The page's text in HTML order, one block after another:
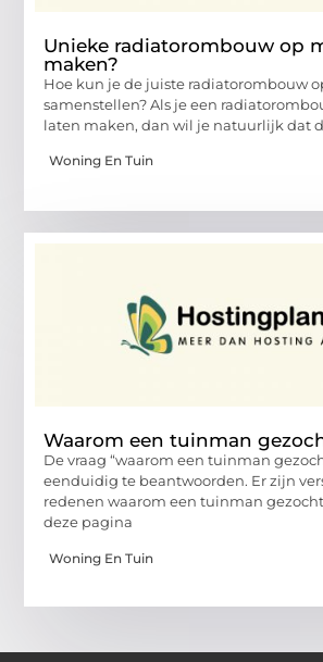
Unieke radiatorombouw op
maken?
Hoe kun je de juiste radiatorombouw
samenstellen? Als je een
laten maken, dan wil je natuurlijk dat
Woning En Tuin
Waarom een tuinman
De vraag “waarom een tuinman
eenduidig te beantwoorden. Er zijn
redenen waarom een tuinman
deze pagina
Woning En Tuin